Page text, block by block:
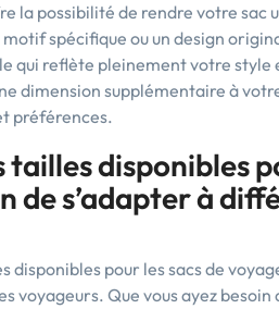
la possibilité de rendre votre sac
spécifique ou un design
qui reflète pleinement votre
dimension supplémentaire à
préférences.
disponibles
de s’adapter à
disponibles pour les sacs de
voyageurs. Que vous ayez besoin